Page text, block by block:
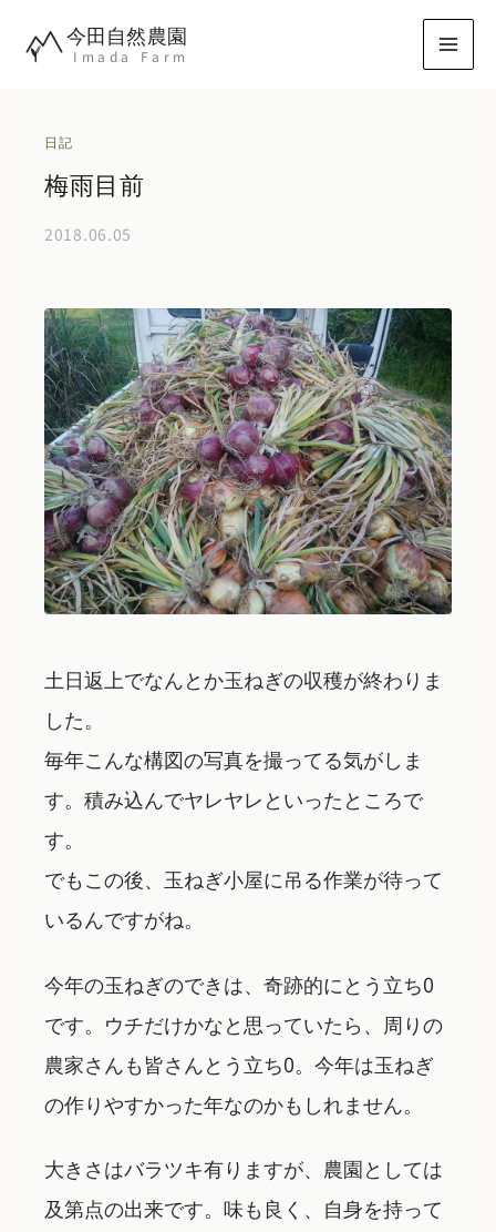
今田自然農園
Imada Farm
日記
梅雨目前
2018.06.05
土日返上でなんとか玉ねぎの収穫が終わりま
した。
毎年こんな構図の写真を撮ってる気がしま
す。積み込んでヤレヤレといったところで
す。
でもこの後、玉ねぎ小屋に吊る作業が待って
いるんですがね。
今年の玉ねぎのできは、奇跡的にとう立ち0
です。ウチだけかなと思っていたら、周りの
農家さんも皆さんとう立ち0。今年は玉ねぎ
の作りやすかった年なのかもしれません。
大きさはバラツキ有りますが、農園としては
及第点の出来です。味も良く、自身を持って